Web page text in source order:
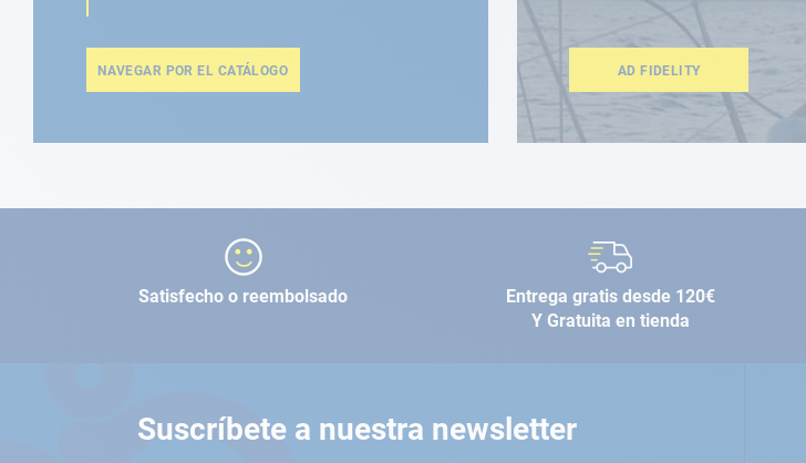
NAVEGAR POR EL CATÁLOGO AD FIDELITY
Satisfecho o reembolsado
Entrega gratis desde 120€
Y Gratuita en tienda
Suscríbete a nuestra newsletter